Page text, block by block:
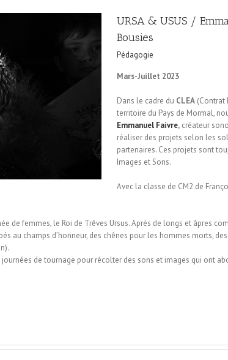
URSA & USUS /
Bousies
Pédagogie
Mars-Juillet 2023
Dans le cadre du CLEA (Contrat
territoire du Pays de Mormal,
Emmanuel Faivre, créateur
réaliser des projets selon les
partenaires. Ces projets sont
Images et Sons.
Avec la classe de CM2 de
de femmes, le Roi de Trêves Ursus. Après de longs et âpres
au champs d’honneur, des chênes pour les hommes morts,
de tournage pour récolter des sons et images qui ont